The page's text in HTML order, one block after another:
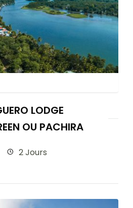
LODGE
OU PACHIRA
2 Jours